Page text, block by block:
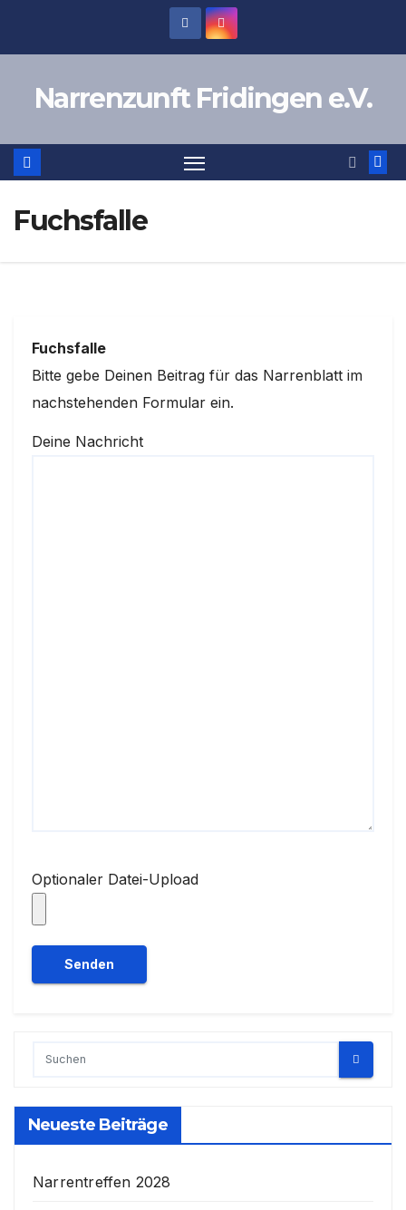
Narrenzunft Fridingen e.V.
Fuchsfalle
Fuchsfalle
Bitte gebe Deinen Beitrag für das Narrenblatt im
nachstehenden Formular ein.
Deine Nachricht
Optionaler Datei-Upload
Neueste Beiträge
Narrentreffen 2028